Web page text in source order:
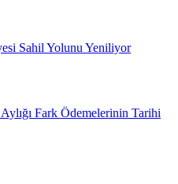
Sahil Yolunu Yeniliyor
Fark Ödemelerinin Tarihi